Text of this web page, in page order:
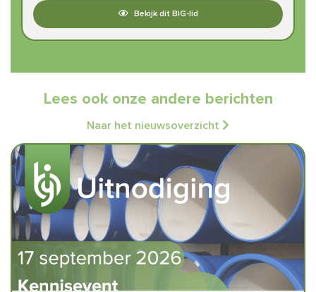
Bekijk dit BIG-lid
Lees ook onze andere berichten
Naar het nieuwsoverzicht